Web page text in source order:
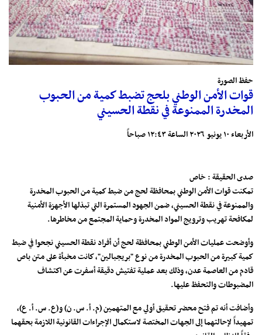
حفظ الصورة
قوات الأمن الوطني بلحج تضبط كمية من الحبوب
المخدرة الممنوعة في نقطة الحسيني
الأربعاء ١٠ يونيو ٢٠٢٦ الساعة ١٢:٤٣ صباحاً
صدى الحقيقة : خاص
تمكنت قوات الأمن الوطني بمحافظة لحج من ضبط كمية من الحبوب المخدرة
والممنوعة في نقطة الحسيني، ضمن الجهود المستمرة التي تبذلها الأجهزة الأمنية
لمكافحة تهريب وترويج المواد المخدرة وحماية المجتمع من مخاطرها.
وأوضحت عمليات الأمن الوطني بمحافظة لحج أن أفراد نقطة الحسيني نجحوا في ضبط
كمية كبيرة من الحبوب المخدرة من نوع "بريجبالين"، كانت مخبأة على متن باص
قادم من العاصمة عدن، وذلك بعد عملية تفتيش دقيقة أسفرت عن اكتشاف
المضبوطات والتحفظ عليها.
وأضافت أنه تم فتح محضر تحقيق أولي مع المتهمين (م. أ. س. ن) و(ع. س. أ. ع)،
تمهيداً لإحالتهما إلى الجهات المختصة لاستكمال الإجراءات القانونية اللازمة بحقهما